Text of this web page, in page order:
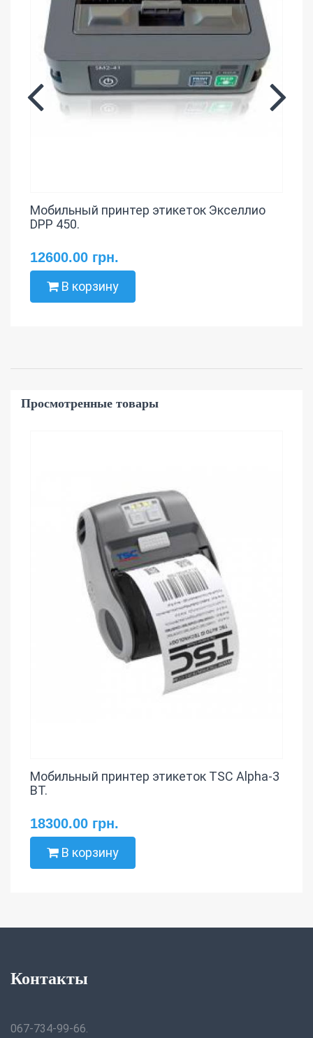
Мобильный принтер этикеток Экселлио
DPP 450.
12600.00 грн.
В корзину
Просмотренные товары
Мобильный принтер этикеток TSC Alpha-3
BT.
18300.00 грн.
В корзину
Контакты
067-734-99-66.